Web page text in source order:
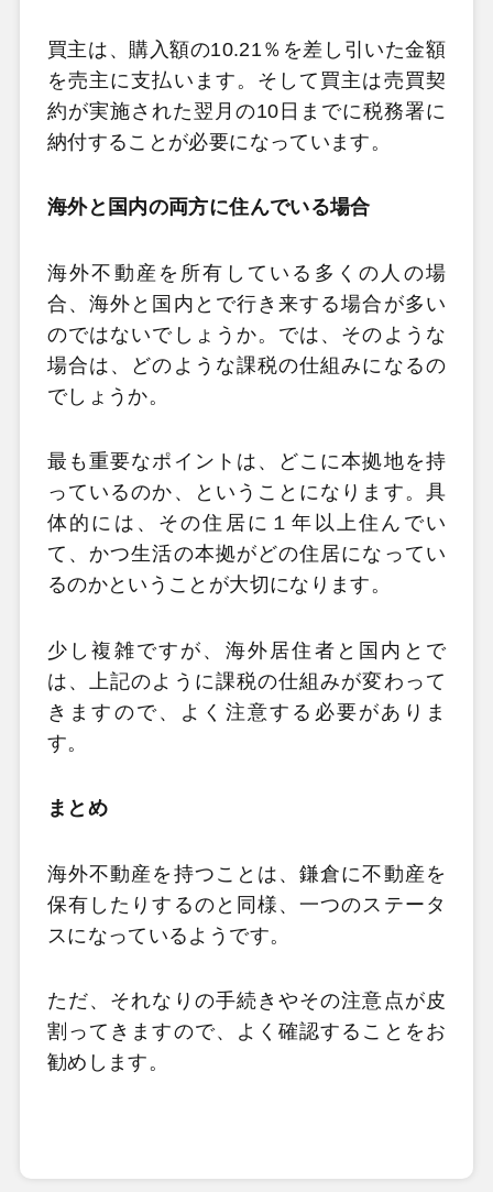
買主は、購入額の10.21％を差し引いた金額
を売主に支払います。そして買主は売買契
約が実施された翌月の10日までに税務署に
納付することが必要になっています。
海外と国内の両方に住んでいる場合
海外不動産を所有している多くの人の場
合、海外と国内とで行き来する場合が多い
のではないでしょうか。では、そのような
場合は、どのような課税の仕組みになるの
でしょうか。
最も重要なポイントは、どこに本拠地を持
っているのか、ということになります。具
体的には、その住居に１年以上住んでい
て、かつ生活の本拠がどの住居になってい
るのかということが大切になります。
少し複雑ですが、海外居住者と国内とで
は、上記のように課税の仕組みが変わって
きますので、よく注意する必要がありま
す。
まとめ
海外不動産を持つことは、鎌倉に不動産を
保有したりするのと同様、一つのステータ
スになっているようです。
ただ、それなりの手続きやその注意点が皮
割ってきますので、よく確認することをお
勧めします。